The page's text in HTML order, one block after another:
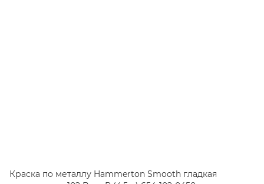
Краска по металлу Hammerton Smooth гладкая